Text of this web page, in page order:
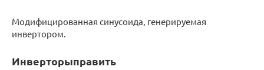
Модифицированная синусоида, генерируемая
инвертором.
Инверторыправить